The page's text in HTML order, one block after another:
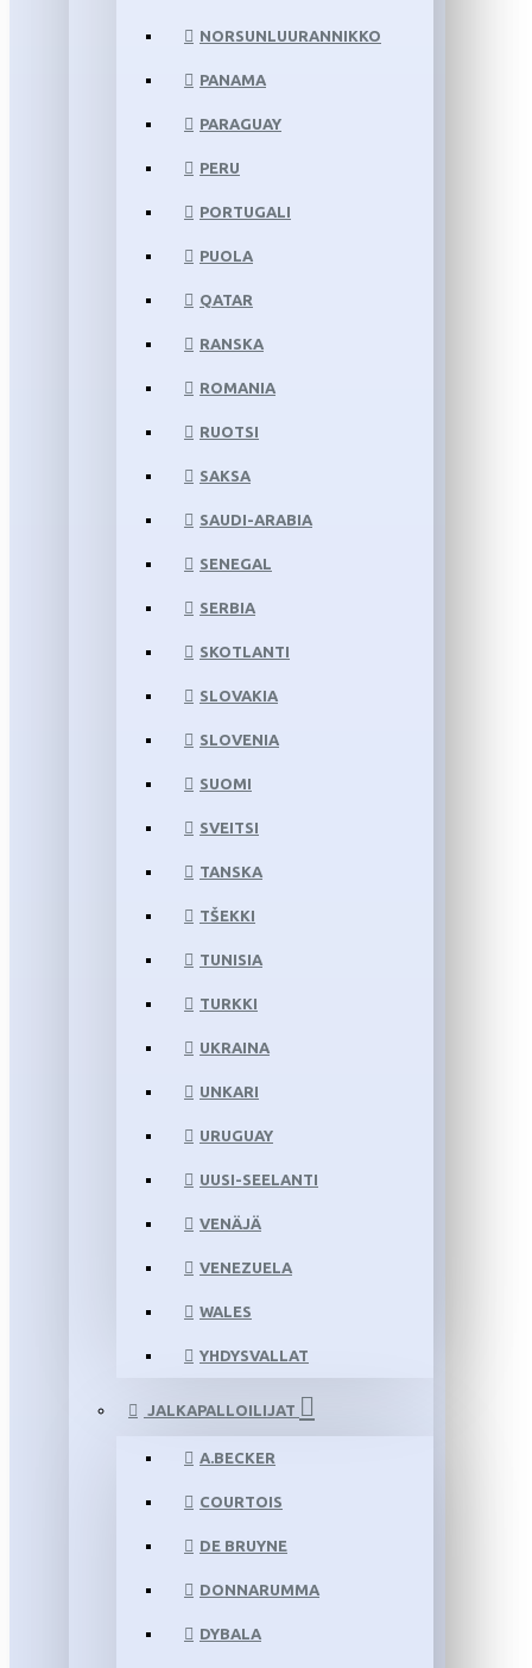
NORSUNLUURANNIKKO
PANAMA
PARAGUAY
PERU
PORTUGALI
PUOLA
QATAR
RANSKA
ROMANIA
RUOTSI
SAKSA
SAUDI-ARABIA
SENEGAL
SERBIA
SKOTLANTI
SLOVAKIA
SLOVENIA
SUOMI
SVEITSI
TANSKA
TŠEKKI
TUNISIA
TURKKI
UKRAINA
UNKARI
URUGUAY
UUSI-SEELANTI
VENÄJÄ
VENEZUELA
WALES
YHDYSVALLAT
JALKAPALLOILIJAT
A.BECKER
COURTOIS
DE BRUYNE
DONNARUMMA
DYBALA